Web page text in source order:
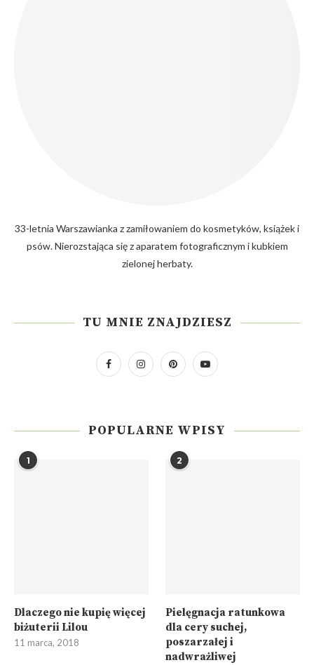
33-letnia Warszawianka z zamiłowaniem do kosmetyków, książek i
psów. Nierozstająca się z aparatem fotograficznym i kubkiem
zielonej herbaty.
TU MNIE ZNAJDZIESZ
POPULARNE WPISY
1
Dlaczego nie kupię więcej
biżuterii Lilou
11 marca, 2018
2
Pielęgnacja ratunkowa
dla cery suchej,
poszarzałej i
nadwrażliwej